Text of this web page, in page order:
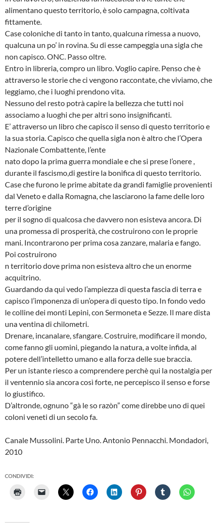
alimentano questo territorio, è solo campagna, coltivata
fittamente.
Case coloniche di tanto in tanto, qualcuna rimessa a nuovo,
qualcuna un po’ in rovina. Su di esse campeggia una sigla che
non capisco. ONC. Passo oltre.
Entro in libreria, compro un libro. Voglio capire. Penso che è
attraverso le storie che ci vengono raccontate, che viviamo, che
leggiamo, che i luoghi prendono vita.
Nessuno del resto potrà capire la bellezza che tutti noi
associamo a luoghi che per altri sono insignificanti.
E’ attraverso un libro che capisco il senso di questo territorio e
la sua storia. Capisco che quella sigla non è altro che l’Opera
Nazionale Combattente, l’ente
nato dopo la prima guerra mondiale e che si prese l’onere ,
durante il fascismo,di gestire la bonifica di questo territorio.
Case che furono le prime abitate da grandi famiglie provenienti
dal Veneto e dalla Romagna, che lasciarono la fame delle loro
terre d’origine
per il sogno di qualcosa che davvero non esisteva ancora. Di
una promessa di prosperità, che costruirono con le proprie
mani. Incontrarono per prima cosa zanzare, malaria e fango.
Poi costruirono
n territorio dove prima non esisteva altro che un enorme
acquitrino.
Guardando da qui vedo l’ampiezza di questa fascia di terra e
capisco l’imponenza di un’opera di questo tipo. In fondo vedo
le colline dei monti Lepini, con Sermoneta e Sezze. Il mare dista
una ventina di chilometri.
Drenare, incanalare, sfangare. Costruire, modificare il mondo,
come fanno gli uomini, piegando la natura, a volte infida, al
potere dell’intelletto umano e alla forza delle sue braccia.
Per un istante riesco a comprendere perchè qui la nostalgia per
il ventennio sia ancora così forte, ne percepisco il senso e forse
lo giustifico.
D’altronde, ognuno “gà le so razòn” come direbbe uno di quei
coloni veneti di un secolo fa.
Canale Mussolini. Parte Uno. Antonio Pennacchi. Mondadori,
2010
CONDIVIDI: